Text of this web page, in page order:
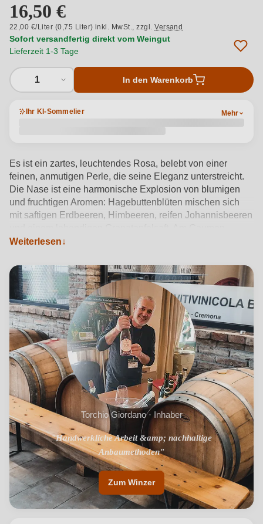
16,50 €
22,00 €/Liter (0,75 Liter) inkl. MwSt.,zzgl.Versand
Sofort versandfertig direkt vom Weingut
Lieferzeit 1-3 Tage
1 In den Warenkorb
Ihr KI-Sommelier Mehr
Es ist ein zartes, leuchtendes Rosa, belebt von einer
feinen, anmutigen Perle, die seine Eleganz unterstreicht.
Die Nase ist eine harmonische Explosion von blumigen
und fruchtigen Aromen: Hagebuttenblüten mischen sich
mit saftigen Erdbeeren, Himbeeren, reifen Johannisbeeren
besticht der Lambrusco viadanese in seiner Reinheit durch
Geruchsempfindungen widerspiegeln. Die Säure ist
mittelstark, gut dosiert und begleitet einen ausgewogenen,
dynamischen Schluck mit gutem Nachhall. Ein lebendiger,
feiner und sofort angenehmer Wein.
Produktdetails anzeigen →
Weiterlesen
Torchio Giordano · Inhaber
"Handwerkliche Arbeit &amp; nachhaltige
Anbaumethoden"
"1959 gegründet"
Zum Winzer